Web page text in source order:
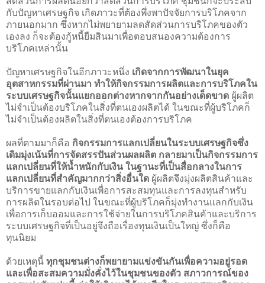
กับปัญหาเศรษฐกิจ เกิดภาวะที่ต้องพึ่งพาปัจจัยการบริโภคจาก
ภายนอกมาก ซึ่งหากไม่พยายามลดสัดส่วนการบริโภคของตัว
เองลง ก็จะต้องกู้หนี้ยืมสินมาเพื่อตอบสนองความต้องการ
บริโภคเหล่านั้น
ปัญหาเศรษฐกิจในอีกภาวะหนึ่ง เกิดจากการพัฒนาในยุค
อุตสาหกรรมที่ผ่านมา ทำให้กิจกรรมการผลิตและการบริโภคใน
ระบบเศรษฐกิจนั้นแยกออกต่างหากจากกันอย่างเด็ดขาด ผู้ผลิต
ไม่จำเป็นต้องบริโภคในสิ่งที่ตนเองผลิตได้ ในขณะที่ผู้บริโภคก็
ไม่จำเป็นต้องผลิตในสิ่งที่ตนเองต้องการบริโภค
ผลที่ตามมาก็คือ กิจกรรมการแลกเปลี่ยนในระบบเศรษฐกิจซึ่ง
เดิมมุ่งเน้นที่การจัดสรรปันส่วนผลผลิต กลายมาเป็นกิจกรรมการ
แลกเปลี่ยนที่ให้น้ำหนักกับเงิน ในฐานะที่เป็นสื่อกลางในการ
แลกเปลี่ยนที่สำคัญมากกว่าสิ่งอื่นใด ผู้ผลิตจึงมุ่งผลิตสินค้าและ
บริการขายแลกกับเงินเพื่อการสะสมทุนและการลงทุนสำหรับ
การผลิตในรอบต่อไป ในขณะที่ผู้บริโภคก็มุ่งทำงานแลกกับเงิน
เพื่อการเก็บออมและการใช้จ่ายในการบริโภคสินค้าและบริการ
ระบบเศรษฐกิจที่เป็นอยู่จึงถือเรื่องทุนเงินเป็นใหญ่ ซึ่งก็คือ
ทุนนิยม
ด้วยเหตุนี้ ทุกชุมชนต่างก็พยายามแข่งขันกันเพื่อความอยู่รอด
และเพื่อสะสมความมั่งคั่งไว้ในชุมชนของตัว สภาวการณ์ของ